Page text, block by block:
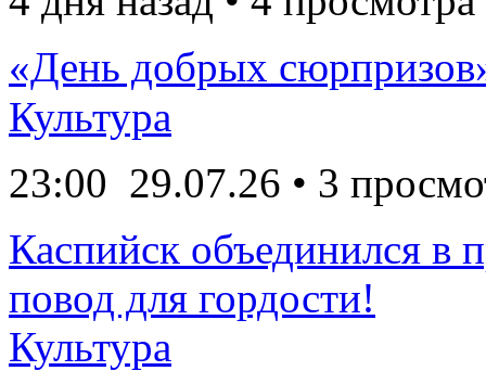
«День добрых
Культура
23:00 29.07.26 • 3
Каспийск объединился в
повод для гордости!
Культура